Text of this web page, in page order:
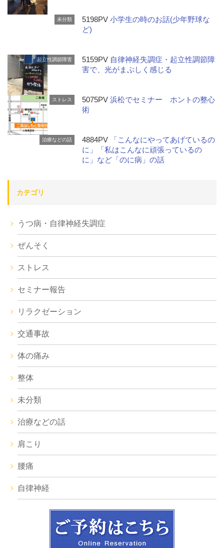
未分類 5198PV小学生の時のお話(少年野球な
ど)
起立性調節障害 5159PV 自律神経失調症・起立性調節障
害で、光がまぶしく感じる
ストレス 5075PV浜松でセミナー ホントの整心
術
治療などの話 4884PV
「こんなにやってあげているの
に」「私はこんなに頑張っているの
に」など「のに病」の話
カテゴリ
うつ病・自律神経失調症
ぜんそく
ストレス
セミナー報告
リラクゼーション
交通事故
体の痛み
整体
未分類
治療などの話
肩こり
腰痛
自律神経